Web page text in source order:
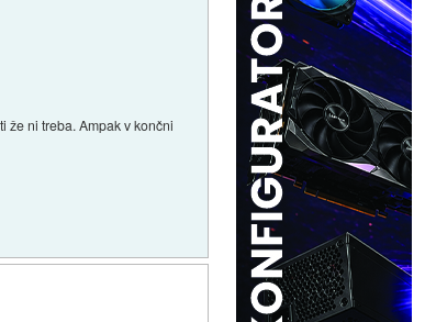
že ni treba. Ampak v končni